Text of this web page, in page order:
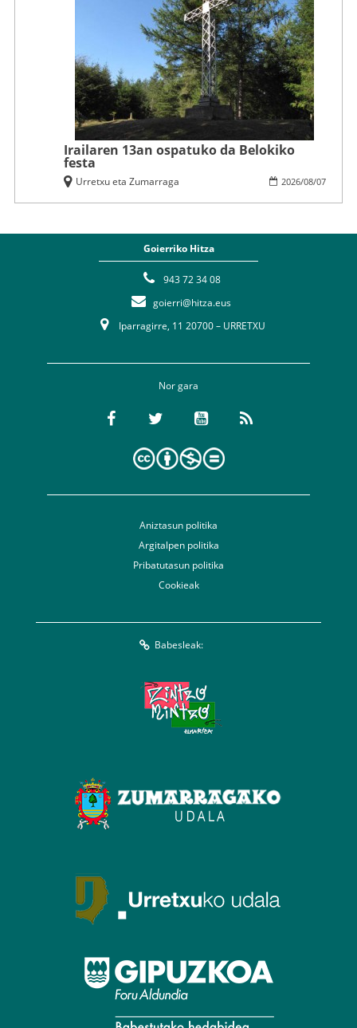
Irailaren 13an ospatuko da Belokiko
festa
2026/08/07
Urretxu eta Zumarraga
Goierriko Hitza
943 72 34 08
goierri@hitza.eus
Iparragirre, 11 20700 – URRETXU
Nor gara
Aniztasun politika
Argitalpen politika
Pribatutasun politika
Cookieak
Babesleak: